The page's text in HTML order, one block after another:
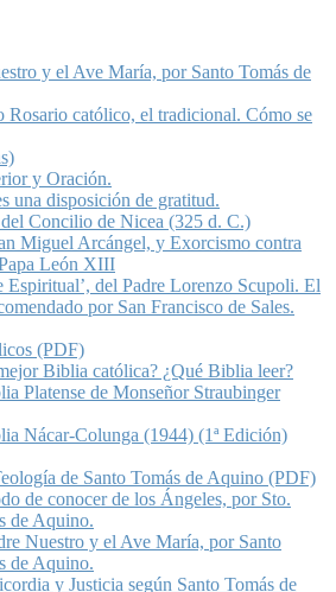
y el Ave María, por Santo Tomás de
Rosario católico, el tradicional. Cómo se
y Oración.
una disposición de gratitud.
Concilio de Nicea (325 d. C.)
Miguel Arcángel, y Exorcismo contra
León XIII
Espiritual’, del Padre Lorenzo Scupoli. El
por San Francisco de Sales.
(PDF)
Biblia católica? ¿Qué Biblia leer?
Platense de Monseñor Straubinger
Nácar-Colunga (1944) (1ª Edición)
de Santo Tomás de Aquino (PDF)
de conocer de los Ángeles, por Sto.
de Aquino.
Nuestro y el Ave María, por Santo
de Aquino.
y Justicia según Santo Tomás de